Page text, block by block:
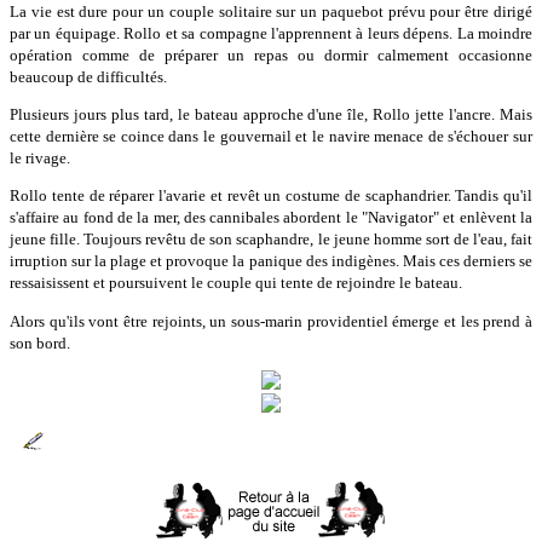
La vie est dure pour un couple solitaire sur un paquebot prévu pour être dirigé
par un équipage. Rollo et sa compagne l'apprennent à leurs dépens. La moindre
opération comme de préparer un repas ou dormir calmement occasionne
beaucoup de difficultés.
Plusieurs jours plus tard, le bateau approche d'une île, Rollo jette l'ancre. Mais
cette dernière se coince dans le gouvernail et le navire menace de s'échouer sur
le rivage.
Rollo tente de réparer l'avarie et revêt un costume de scaphandrier. Tandis qu'il
s'affaire au fond de la mer, des cannibales abordent le "Navigator" et enlèvent la
jeune fille. Toujours revêtu de son scaphandre, le jeune homme sort de l'eau, fait
irruption sur la plage et provoque la panique des indigènes. Mais ces derniers se
ressaisissent et poursuivent le couple qui tente de rejoindre le bateau.
Alors qu'ils vont être rejoints, un sous-marin providentiel émerge et les prend à
son bord.